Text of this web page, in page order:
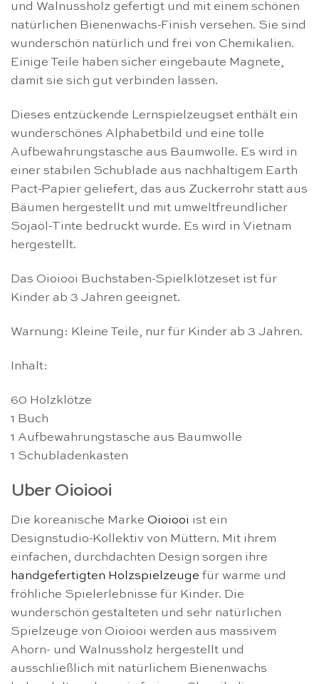
und Walnussholz gefertigt und mit einem schönen
natürlichen Bienenwachs-Finish versehen. Sie sind
wunderschön natürlich und frei von Chemikalien.
Einige Teile haben sicher eingebaute Magnete,
damit sie sich gut verbinden lassen.
Dieses entzückende Lernspielzeugset enthält ein
wunderschönes Alphabetbild und eine tolle
Aufbewahrungstasche aus Baumwolle. Es wird in
einer stabilen Schublade aus nachhaltigem Earth
Pact-Papier geliefert, das aus Zuckerrohr statt aus
Bäumen hergestellt und mit umweltfreundlicher
Sojaöl-Tinte bedruckt wurde. Es wird in Vietnam
hergestellt.
Das Oioiooi Buchstaben-Spielklötzeset ist für
Kinder ab 3 Jahren geeignet.
Warnung: Kleine Teile, nur für Kinder ab 3 Jahren.
Inhalt:
60 Holzklötze
1 Buch
1 Aufbewahrungstasche aus Baumwolle
1 Schubladenkasten
Uber Oioiooi
Die koreanische Marke Oioiooi ist ein
Designstudio-Kollektiv von Müttern. Mit ihrem
einfachen, durchdachten Design sorgen ihre
handgefertigten Holzspielzeuge für warme und
fröhliche Spielerlebnisse für Kinder. Die
wunderschön gestalteten und sehr natürlichen
Spielzeuge von Oioiooi werden aus massivem
Ahorn- und Walnussholz hergestellt und
ausschließlich mit natürlichem Bienenwachs